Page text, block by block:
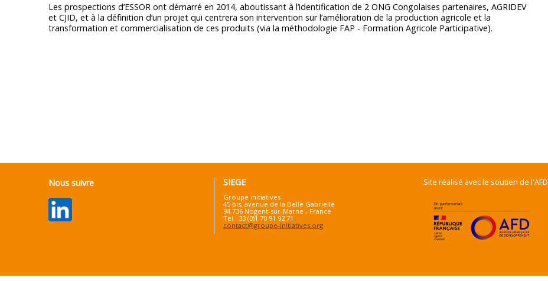
Les prospections d’ESSOR ont démarré en 2014, aboutissant à l’identification de 2 ONG Congolaises partenaires, AGRIDEV
et CJID, et à la définition d’un projet qui centrera son intervention sur l’amélioration de la production agricole et la
transformation et commercialisation de ces produits (via la méthodologie FAP - Formation Agricole Participative).
Nous suivre SIEGE
Groupe initiatives
45 bis, avenue de la Belle Gabrielle
94 736 Nogent-sur-Marne - France
Tel : 33 (0)1 70 91 92 71
contact@groupe-initiatives.org
Site réalisé avec le soutien de l'AFD